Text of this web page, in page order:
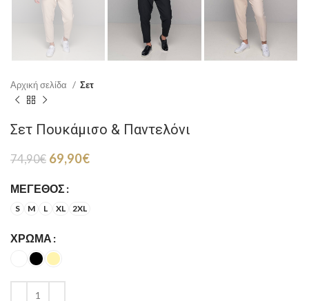
Αρχική σελίδα Σετ
Σετ Πουκάμισο & Παντελόνι
74,90€ Original
was:
69,90€Η
ΜΈΓΕΘΟΣ
S M L XL 2XL
ΧΡΏΜΑ